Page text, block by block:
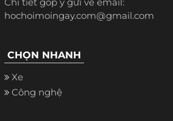
hochoimoingay.com@gmail.com
CHỌN NHANH
Xe
Công nghệ